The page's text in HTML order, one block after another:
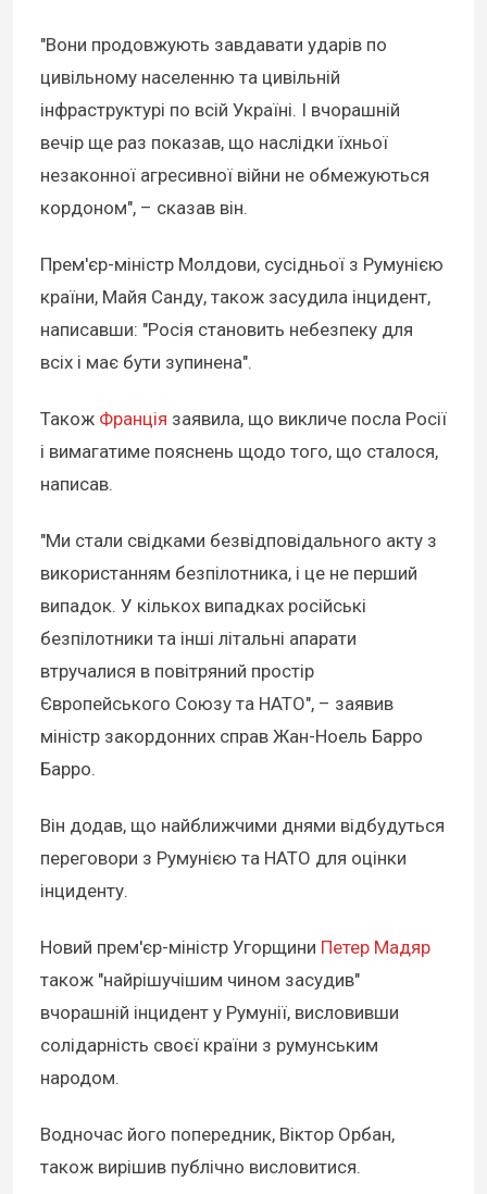
"Вони продовжують завдавати ударів по
цивільному населенню та цивільній
інфраструктурі по всій Україні. І вчорашній
вечір ще раз показав, що наслідки їхньої
незаконної агресивної війни не обмежуються
кордоном", – сказав він.
Прем'єр-міністр Молдови, сусідньої з Румунією
країни, Майя Санду, також засудила інцидент,
написавши: "Росія становить небезпеку для
всіх і має бути зупинена".
Також Франція заявила, що викличе посла Росії
і вимагатиме пояснень щодо того, що сталося,
написав.
"Ми стали свідками безвідповідального акту з
використанням безпілотника, і це не перший
випадок. У кількох випадках російські
безпілотники та інші літальні апарати
втручалися в повітряний простір
Європейського Союзу та НАТО", – заявив
міністр закордонних справ Жан-Ноель Барро
Барро.
Він додав, що найближчими днями відбудуться
переговори з Румунією та НАТО для оцінки
інциденту.
Новий прем'єр-міністр Угорщини Петер Мадяр
також "найрішучішим чином засудив"
вчорашній інцидент у Румунії, висловивши
солідарність своєї країни з румунським
народом.
Водночас його попередник, Віктор Орбан,
також вирішив публічно висловитися.